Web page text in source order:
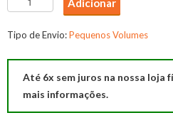
de
Candeeiro
Adicionar
Tipo de Envio:Pequenos Volumes
Até 6x sem juros na nossa loja
mais informações.